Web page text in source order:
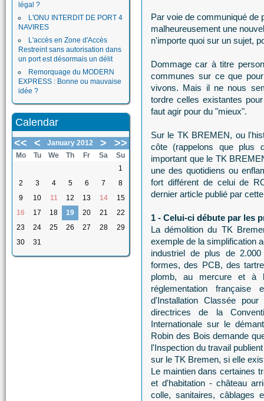
légal ?
L'ONU INTERDIT DE PORT 4
NAVIRES
L'accès en Zone d'Accès
Restreint sans autorisation dans
un port est désormais un délit
Remorquage du MODERN
EXPRESS : Bonne ou mauvaise
idée ?
Calendar
<<
< January 2012 > >>
Mo Tu We Th Fr Sa
Su
1
2
3 4 5 6 7
8
9
10 11 12 13 14
15
16
17 18 19 20 21
22
23
24 25 26 27 28
29
30
31
Par voie de communiqué de
malheureusement une
n'importe quoi sur un sujet,
Dommage car à titre
communes sur ce que
vivons. Mais il ne nous
tordre celles existantes
faut agir pour du "mieux".
Sur le TK BREMEN, ou
côte (rappelons que plus
important que le TK
une des quotidiens ou
fort différent de celui de
dernier article publié par
1 - Celui-ci débute par les
La démolition du TK
exemple de la simplification
industriel de plus de
formes, des PCB, des
plomb, au mercure et à
réglementation française
d'Installation Classée
directrices de la
Internationale sur le
Robin des Bois demande
l'Inspection du travail
sur le TK Bremen, si elle
Le maintien dans certaines
et d'habitation - château
colle, sanitaires, câblages